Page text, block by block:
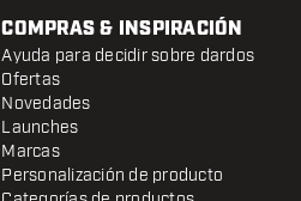
COMPRAS & INSPIRACIÓN
Ayuda para decidir sobre dardos
Ofertas
Novedades
Launches
Marcas
Personalización de producto